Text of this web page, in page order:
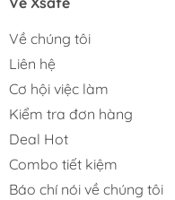
Về chúng tôi
Liên hệ
Cơ hội việc làm
Kiểm tra đơn hàng
Deal Hot
Combo tiết kiệm
Báo chí nói về chúng tôi